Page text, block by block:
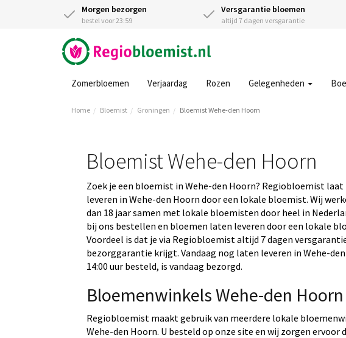
Morgen bezorgen
bestel voor 23:59
Versgarantie bloemen
altijd 7 dagen versgarantie
Zomerbloemen Verjaardag Rozen Gelegenheden
Home Bloemist Groningen Bloemist Wehe-den Hoorn
Bloemist Wehe-den Hoorn
Zoek je een bloemist in Wehe-den Hoorn? Regiobloemist
leveren in Wehe-den Hoorn door een lokale bloemist. Wij
dan 18 jaar samen met lokale bloemisten door heel in
bij ons bestellen en bloemen laten leveren door een lokale
Voordeel is dat je via Regiobloemist altijd 7 dagen
bezorggarantie krijgt. Vandaag nog laten leveren in Wehe-
14:00 uur besteld, is vandaag bezorgd.
Bloemenwinkels Wehe-den Hoorn
Regiobloemist maakt gebruik van meerdere lokale
Wehe-den Hoorn. U besteld op onze site en wij zorgen ervoor